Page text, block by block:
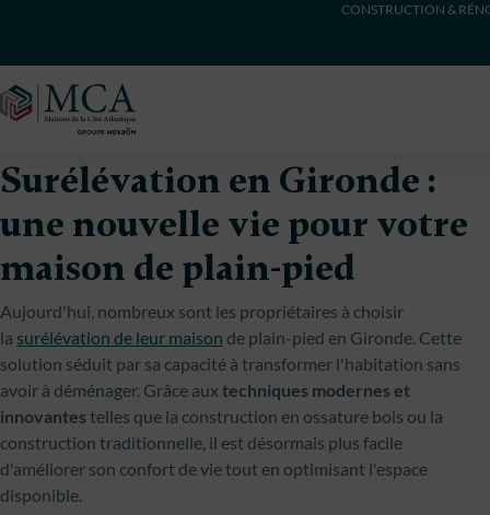
CONSTRUCTION &
Surélévation en Gironde :
une nouvelle vie pour votre
maison de plain-pied
Aujourd'hui, nombreux sont les propriétaires à choisir
la surélévation de leur maison de plain-pied en Gironde. Cette
solution séduit par sa capacité à transformer l'habitation sans
avoir à déménager. Grâce aux techniques modernes et
innovantes telles que la construction en ossature bois ou la
construction traditionnelle, il est désormais plus facile
d'améliorer son confort de vie tout en optimisant l'espace
disponible.